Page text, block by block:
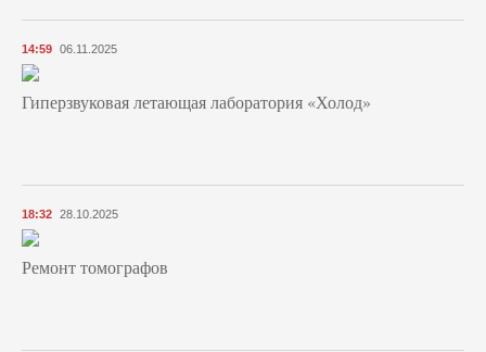
14:59 06.11.2025
Гиперзвуковая летающая лаборатория «Холод»
18:32 28.10.2025
Ремонт томографов